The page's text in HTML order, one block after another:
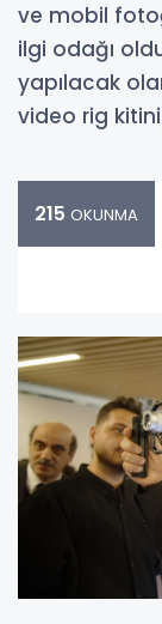
ve mobil
ilgi odağı
yapılacak
video rig
215 OKUNMA